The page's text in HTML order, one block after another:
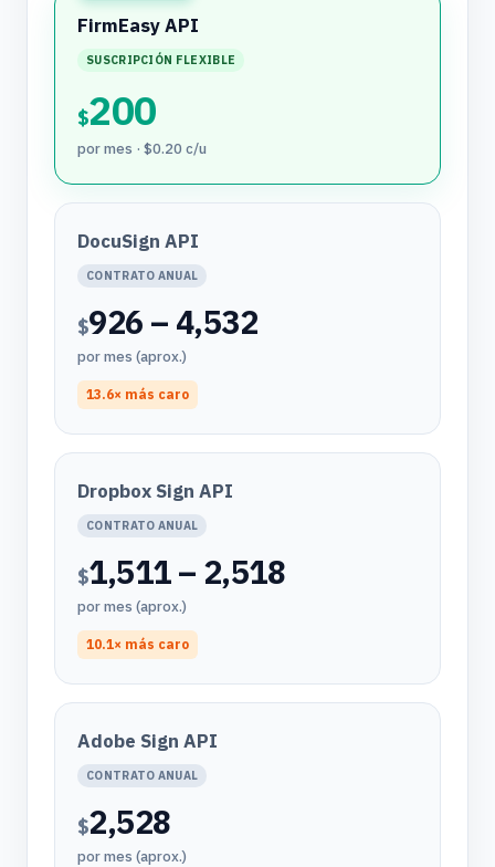
FirmEasy API
SUSCRIPCIÓN FLEXIBLE
$200
por mes · $0.20 c/u
DocuSign API
CONTRATO ANUAL
$926 – 4,532
por mes (aprox.)
13.6× más caro
Dropbox Sign API
CONTRATO ANUAL
$1,511 – 2,518
por mes (aprox.)
10.1× más caro
Adobe Sign API
CONTRATO ANUAL
$2,528
por mes (aprox.)